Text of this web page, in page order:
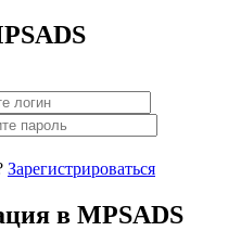
Зарегистрироваться
в MPSADS